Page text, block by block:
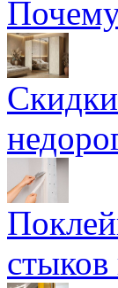
стыков